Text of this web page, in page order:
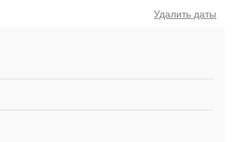
Удалить даты